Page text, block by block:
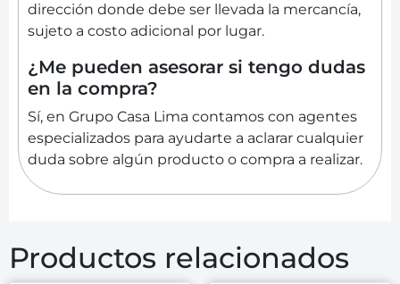
dirección donde debe ser llevada la mercancía,
sujeto a costo adicional por lugar.
¿Me pueden asesorar si tengo dudas
en la compra?
Sí, en Grupo Casa Lima contamos con agentes
especializados para ayudarte a aclarar cualquier
duda sobre algún producto o compra a realizar.
Productos relacionados